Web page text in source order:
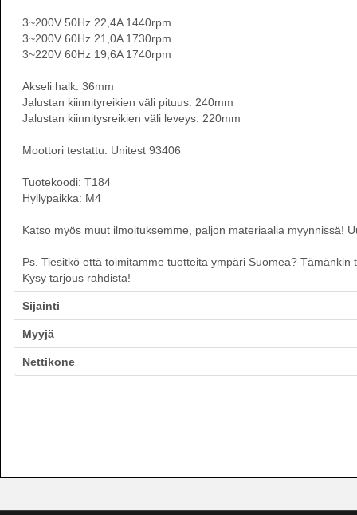
3~200V 50Hz 22,4A 1440rpm
3~200V 60Hz 21,0A 1730rpm
3~220V 60Hz 19,6A 1740rpm
Akseli halk: 36mm
Jalustan kiinnityreikien väli pituus: 240mm
Jalustan kiinnitysreikien väli leveys: 220mm
Moottori testattu: Unitest 93406
Tuotekoodi: T184
Hyllypaikka: M4
Katso myös muut ilmoituksemme, paljon materiaalia myynnissä!
Ps. Tiesitkö että toimitamme tuotteita ympäri Suomea?
Kysy tarjous rahdista!
Sijainti
Myyjä
Nettikone